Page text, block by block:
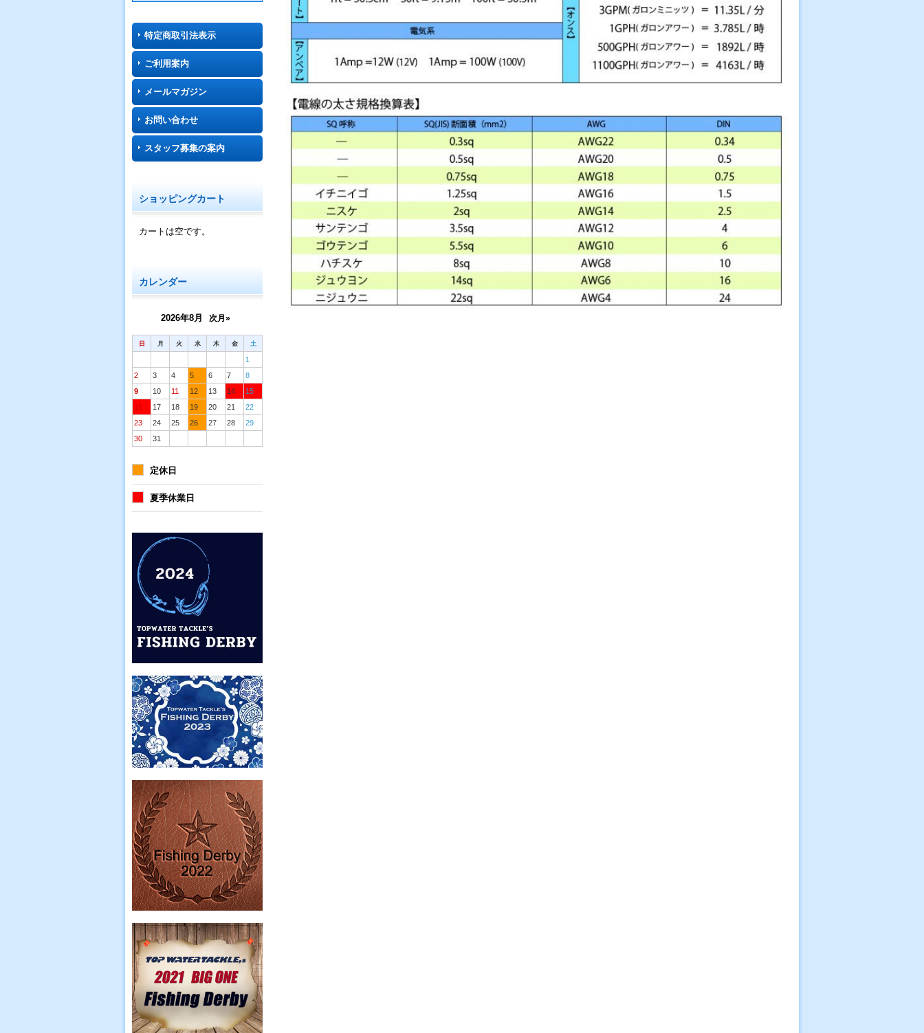
特定商取引法表示
ご利用案内
メールマガジン
お問い合わせ
スタッフ募集の案内
ショッピングカート
カートは空です。
カレンダー
2026年8月 次月»
日 月 火 水 木 金 土
1
2
3 4 5 6 7
8
9
10 11 12 13 14
15
16
17 18 19 20 21
22
23
24 25 26 27 28
29
30
31
定休日
夏季休業日